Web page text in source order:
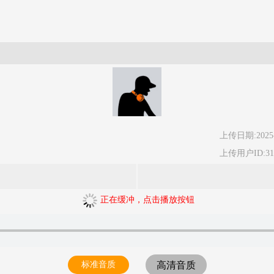
上传日期
上传用户
正在缓冲，点击播放按钮
标准音质 高清音质